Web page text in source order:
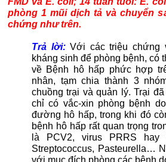
phòng 1 mũi dịch tả và chuyển
chứng như trên.
Trả lời:Với các triệu chứng
kháng sinh để phòng bệnh, có
về Bệnh hô hấp phức hợp
nhân, tạm chia thành 3
chuồng trại và quản lý. Trại
chỉ có vắc-xin phòng bệnh
đường hô hấp, trong khi đó
bệnh hô hấp rất quan trọng
là PCV2, virus PRRS hay
Streptococcus, Pasteurella…
với mục đích phòng các bệnh